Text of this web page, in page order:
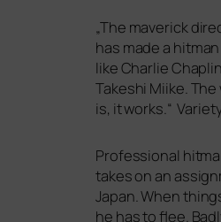
„The maverick
has made a
like Charlie
Takeshi Miike.
is, it works.“
Professional
takes on an
Japan. When
he has to flee.